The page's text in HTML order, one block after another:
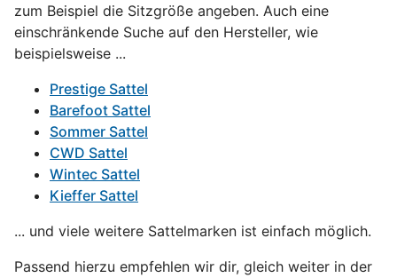
zum Beispiel die Sitzgröße angeben. Auch eine
einschränkende Suche auf den Hersteller, wie
beispielsweise ...
Prestige Sattel
Barefoot Sattel
Sommer Sattel
CWD Sattel
Wintec Sattel
Kieffer Sattel
... und viele weitere Sattelmarken ist einfach möglich.
Passend hierzu empfehlen wir dir, gleich weiter in der